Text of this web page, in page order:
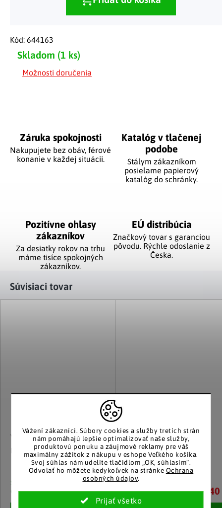
Vážení zákazníci. Súbory cookies a služby tretích strán
nám pomáhajú lepšie optimalizovať naše služby,
produktovú ponuku a záujmové reklamy pre váš
maximálny zážitok z nákupu v eshope Veľkého košíka.
Svoj súhlas nám udelíte tlačidlom „OK, súhlasím“.
Odvolať ho môžete kedykoľvek na stránke Ochrana
osobných údajov.
Skladom (1 ks)
Možnosti doručenia
Kód: 644163
Záruka spokojnosti
Nakupujete bez obáv, férové
​​konanie v každej situácii.
Katalóg v tlačenej
podobe
Stálym zákazníkom
posielame papierový
katalóg do schránky.
Pozitívne ohlasy
zákazníkov
Za desiatky rokov na trhu
máme tisíce spokojných
zákazníkov.
EÚ distribúcia
Značkový tovar s garanciou
pôvodu. Rýchle odoslanie z
Česka.
Súvisiaci tovar
VCM
Nástenná vitrína Udina, biela
skladom u
dodávateľa
145.40 €
VCM
Nástenná vitrína Udina,
orech
skladom u
dodávateľa